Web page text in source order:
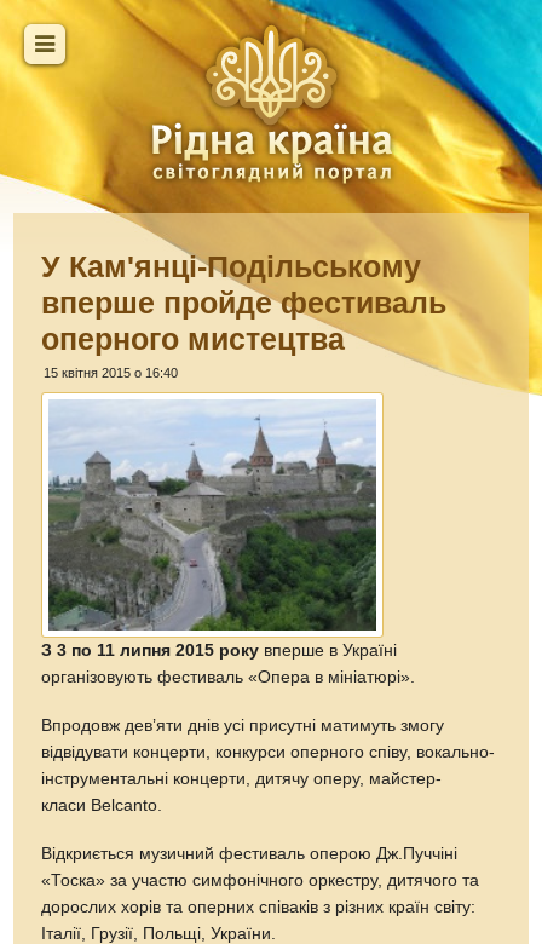
У Кам'янці-Подільському
вперше пройде фестиваль
оперного мистецтва
15 квітня 2015 о 16:40
З 3 по 11 липня 2015 року вперше в Україні
організовують фестиваль «Опера в мініатюрі».
Впродовж дев’яти днів усі присутні матимуть змогу
відвідувати концерти, конкурси оперного співу, вокально-
інструментальні концерти, дитячу оперу, майстер-
класи Belcanto.
Відкриється музичний фестиваль оперою Дж.Пуччіні
«Тоска» за участю симфонічного оркестру, дитячого та
дорослих хорів та оперних співаків з різних країн світу:
Італії, Грузії, Польщі, України.